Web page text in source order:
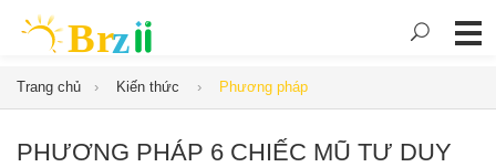
Trang chủ Kiến thức Phương pháp
PHƯƠNG PHÁP 6 CHIẾC MŨ TƯ DUY